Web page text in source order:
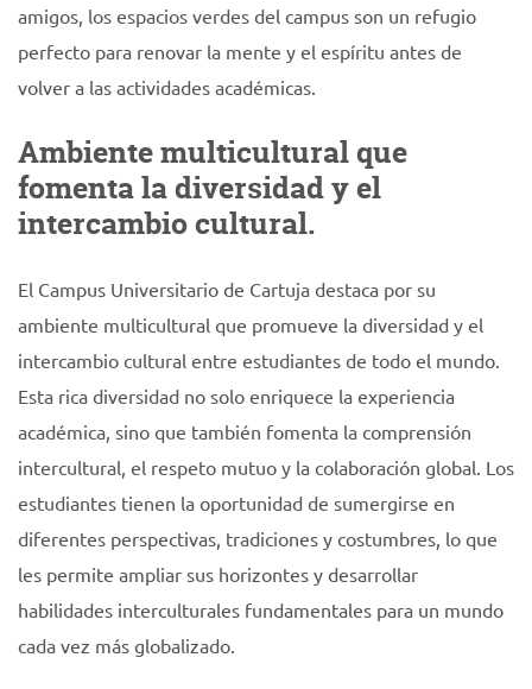
amigos, los espacios verdes del campus son un refugio
perfecto para renovar la mente y el espíritu antes de
volver a las actividades académicas.
Ambiente multicultural que
fomenta la diversidad y el
intercambio cultural.
El Campus Universitario de Cartuja destaca por su
ambiente multicultural que promueve la diversidad y el
intercambio cultural entre estudiantes de todo el mundo.
Esta rica diversidad no solo enriquece la experiencia
académica, sino que también fomenta la comprensión
intercultural, el respeto mutuo y la colaboración global. Los
estudiantes tienen la oportunidad de sumergirse en
diferentes perspectivas, tradiciones y costumbres, lo que
les permite ampliar sus horizontes y desarrollar
habilidades interculturales fundamentales para un mundo
cada vez más globalizado.